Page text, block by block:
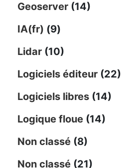
Geoserver (14)
IA(fr) (9)
Lidar (10)
Logiciels éditeur (22)
Logiciels libres (14)
Logique floue (14)
Non classé (8)
Non classé (21)